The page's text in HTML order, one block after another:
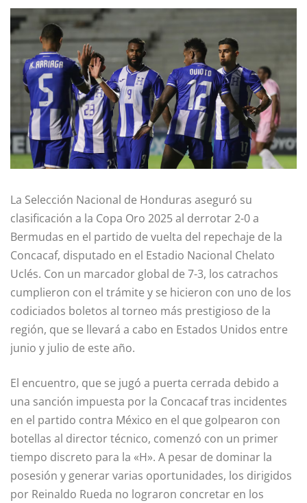
La Selección Nacional de Honduras aseguró su
clasificación a la Copa Oro 2025 al derrotar 2-0 a
Bermudas en el partido de vuelta del repechaje de la
Concacaf, disputado en el Estadio Nacional Chelato
Uclés. Con un marcador global de 7-3, los catrachos
cumplieron con el trámite y se hicieron con uno de los
codiciados boletos al torneo más prestigioso de la
región, que se llevará a cabo en Estados Unidos entre
junio y julio de este año.
El encuentro, que se jugó a puerta cerrada debido a
una sanción impuesta por la Concacaf tras incidentes
en el partido contra México en el que golpearon con
botellas al director técnico, comenzó con un primer
tiempo discreto para la «H». A pesar de dominar la
posesión y generar varias oportunidades, los dirigidos
por Reinaldo Rueda no lograron concretar en los